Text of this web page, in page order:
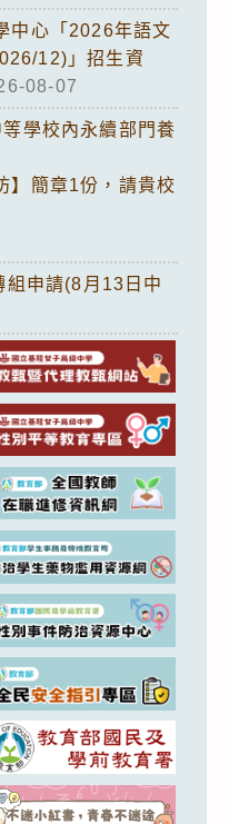
中心「2026年語文
12)」招生資
08-07
學校內永續部門養
】簡章1份，請貴校
組申請(8月13日中